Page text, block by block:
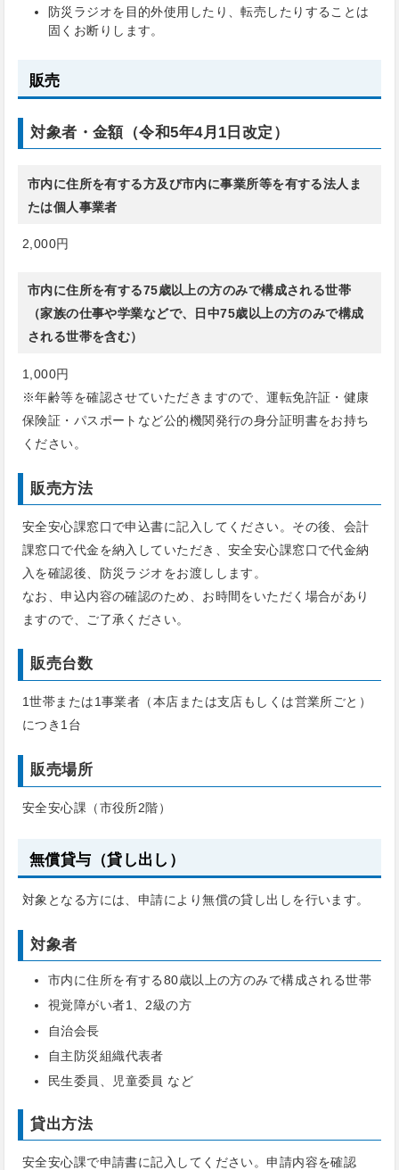
防災ラジオを目的外使用したり、転売したりすることは
固くお断りします。
販売
対象者・金額（令和5年4月1日改定）
市内に住所を有する方及び市内に事業所等を有する法人ま
たは個人事業者
2,000円
市内に住所を有する75歳以上の方のみで構成される世帯
（家族の仕事や学業などで、日中75歳以上の方のみで構成
される世帯を含む）
1,000円
※年齢等を確認させていただきますので、運転免許証・健康
保険証・パスポートなど公的機関発行の身分証明書をお持ち
ください。
販売方法
安全安心課窓口で申込書に記入してください。その後、会計
課窓口で代金を納入していただき、安全安心課窓口で代金納
入を確認後、防災ラジオをお渡しします。
なお、申込内容の確認のため、お時間をいただく場合があり
ますので、ご了承ください。
販売台数
1世帯または1事業者（本店または支店もしくは営業所ごと）
につき1台
販売場所
安全安心課（市役所2階）
無償貸与（貸し出し）
対象となる方には、申請により無償の貸し出しを行います。
対象者
市内に住所を有する80歳以上の方のみで構成される世帯
視覚障がい者1、2級の方
自治会長
自主防災組織代表者
民生委員、児童委員 など
貸出方法
安全安心課で申請書に記入してください。申請内容を確認